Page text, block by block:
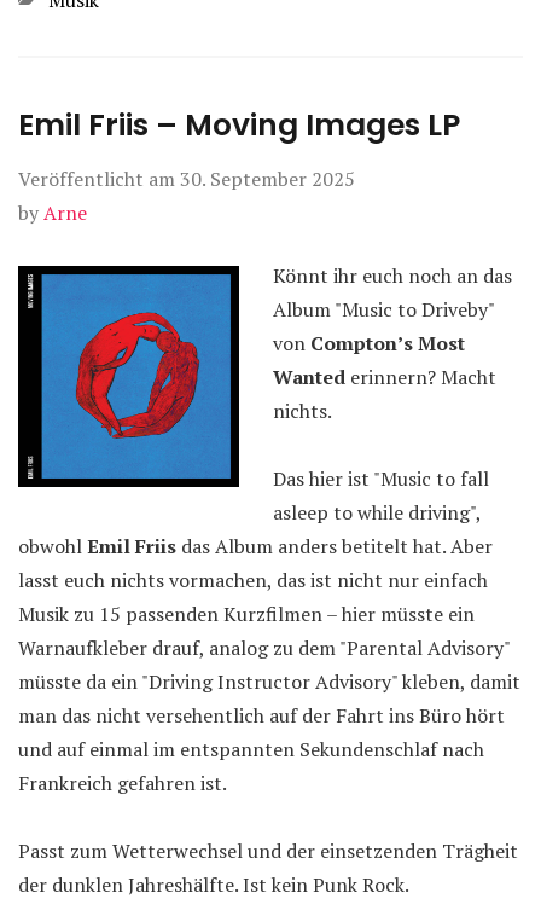
Emil Friis – Moving Images LP
Veröffentlicht am 30. September 2025
byArne
Könnt ihr euch noch an das
Album "Music to Driveby"
von Compton’s Most
Wanted erinnern? Macht
nichts.
Das hier ist "Music to fall
asleep to while driving",
obwohlEmil Friis das Album anders betitelt hat. Aber
lasst euch nichts vormachen, das ist nicht nur einfach
Musik zu 15 passenden Kurzfilmen – hier müsste ein
Warnaufkleber drauf, analog zu dem "Parental Advisory"
müsste da ein "Driving Instructor Advisory" kleben, damit
man das nicht versehentlich auf der Fahrt ins Büro hört
und auf einmal im entspannten Sekundenschlaf nach
Frankreich gefahren ist.
Passt zum Wetterwechsel und der einsetzenden Trägheit
der dunklen Jahreshälfte. Ist kein Punk Rock.